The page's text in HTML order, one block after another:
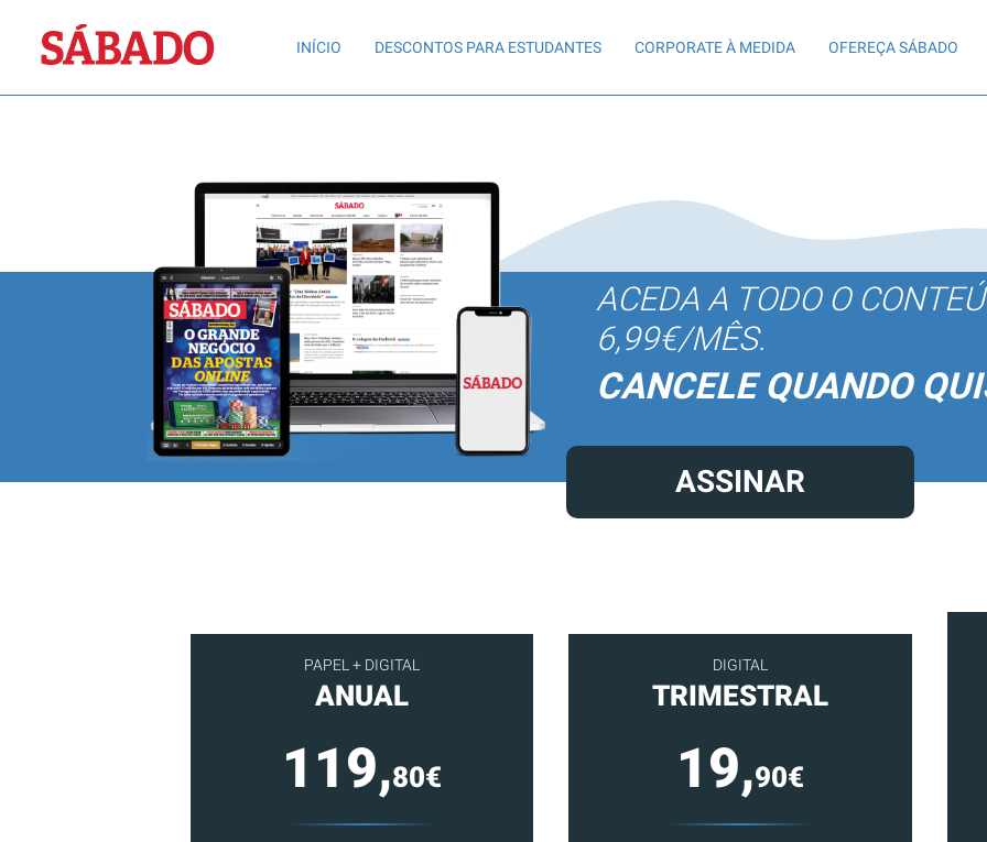
Sábado
INÍCIO DESCONTOS PARA ESTUDANTES CORPORATE À MEDIDA OFEREÇA SÁBADO
ACEDA A TODO O
6,99€/MÊS.
CANCELE QUANDO
ASSINAR
PAPEL + DIGITAL
ANUAL
119,80€
DIGITAL
TRIMESTRAL
19,90€